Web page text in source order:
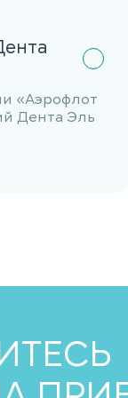
«Аэрофлот
Дента Эль